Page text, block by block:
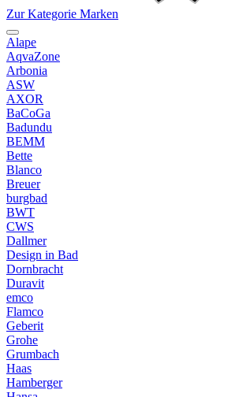
Zur Kategorie Marken
Alape
AqvaZone
Arbonia
ASW
AXOR
BaCoGa
Badundu
BEMM
Bette
Blanco
Breuer
burgbad
BWT
CWS
Dallmer
Design in Bad
Dornbracht
Duravit
emco
Flamco
Geberit
Grohe
Grumbach
Haas
Hamberger